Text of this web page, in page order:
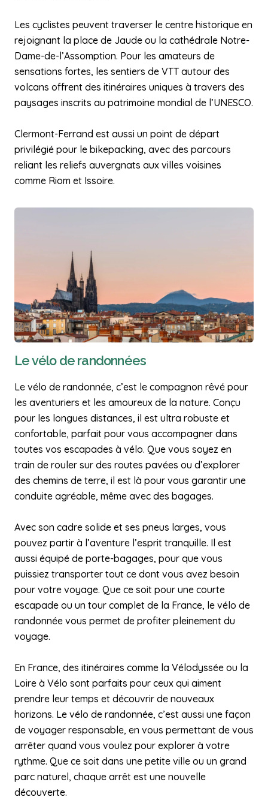
Les cyclistes peuvent traverser le centre historique en
rejoignant la place de Jaude ou la cathédrale Notre-
Dame-de-l’Assomption. Pour les amateurs de
sensations fortes, les sentiers de VTT autour des
volcans offrent des itinéraires uniques à travers des
paysages inscrits au patrimoine mondial de l’UNESCO.
Clermont-Ferrand est aussi un point de départ
privilégié pour le bikepacking, avec des parcours
reliant les reliefs auvergnats aux villes voisines
comme Riom et Issoire.
Le vélo de randonnées
Le vélo de randonnée, c’est le compagnon rêvé pour
les aventuriers et les amoureux de la nature. Conçu
pour les longues distances, il est ultra robuste et
confortable, parfait pour vous accompagner dans
toutes vos escapades à vélo. Que vous soyez en
train de rouler sur des routes pavées ou d’explorer
des chemins de terre, il est là pour vous garantir une
conduite agréable, même avec des bagages.
Avec son cadre solide et ses pneus larges, vous
pouvez partir à l’aventure l’esprit tranquille. Il est
aussi équipé de porte-bagages, pour que vous
puissiez transporter tout ce dont vous avez besoin
pour votre voyage. Que ce soit pour une courte
escapade ou un tour complet de la France, le vélo de
randonnée vous permet de profiter pleinement du
voyage.
En France, des itinéraires comme la Vélodyssée ou la
Loire à Vélo sont parfaits pour ceux qui aiment
prendre leur temps et découvrir de nouveaux
horizons. Le vélo de randonnée, c’est aussi une façon
de voyager responsable, en vous permettant de vous
arrêter quand vous voulez pour explorer à votre
rythme. Que ce soit dans une petite ville ou un grand
parc naturel, chaque arrêt est une nouvelle
découverte.